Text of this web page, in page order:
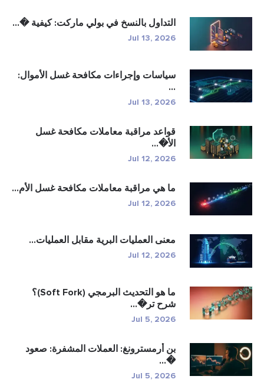
التداول بالنسخ في بولي ماركت: كيفية �...
Jul 13, 2026
سياسات وإجراءات مكافحة غسل الأموال:
Jul 13, 2026
قواعد مراقبة معاملات مكافحة غسل
الأ�...
Jul 12, 2026
ما هي مراقبة معاملات مكافحة غسل الأم...
Jul 12, 2026
معنى العمليات البرية مقابل العمليات...
Jul 12, 2026
ما هو التحديث البرمجي (Soft Fork)؟
شرح تر�...
Jul 5, 2026
بن أرمسترونغ: العملات المشفرة: صعود
�...
Jul 5, 2026